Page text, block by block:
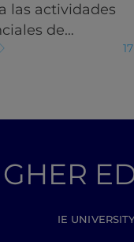
las actividades
de…
IE UNIVERSITY